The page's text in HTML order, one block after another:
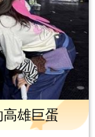
雄巨蛋